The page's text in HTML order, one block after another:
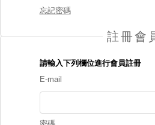
忘記密碼
註冊會
請輸入下列欄位進行會員註冊
E-mail